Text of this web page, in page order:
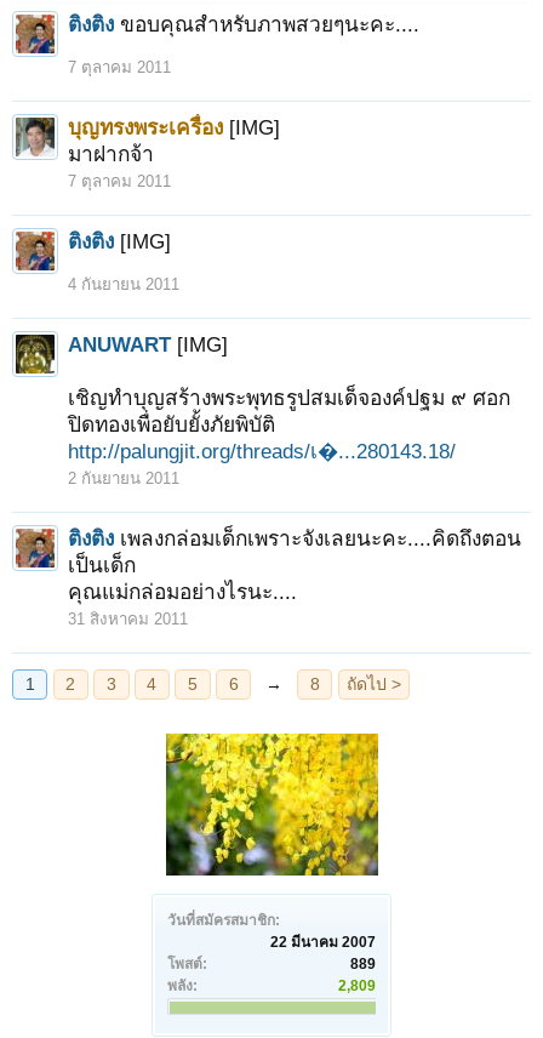
วันที่สมัครสมาชิก:
22 มีนาคม 2007
โพสต์:
889
พลัง:
2,809
ติงติง ขอบคุณสำหรับภาพสวยๆนะคะ....
7 ตุลาคม 2011
บุญทรงพระเครื่อง [IMG]
มาฝากจ้า
7 ตุลาคม 2011
ติงติง [IMG]
4 กันยายน 2011
ANUWART [IMG]
เชิญทำบุญสร้างพระพุทธรูปสมเด็จองค์ปฐม ๙ ศอก
ปิดทองเพื่อยับยั้งภัยพิบัติ
http://palungjit.org/threads/เ�...280143.18/
2 กันยายน 2011
ติงติง เพลงกล่อมเด็กเพราะจังเลยนะคะ....คิดถึงตอน
เป็นเด็ก
คุณแม่กล่อมอย่างไรนะ....
31 สิงหาคม 2011